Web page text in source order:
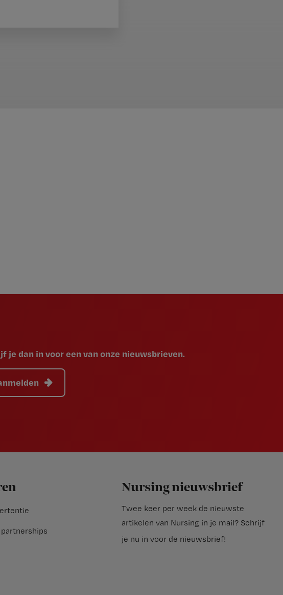
je dan in voor een van onze nieuwsbrieven.
Nursing nieuwsbrief
Twee keer per week de nieuwste
artikelen van Nursing in je mail? Schrijf
je nu in voor de nieuwsbrief!